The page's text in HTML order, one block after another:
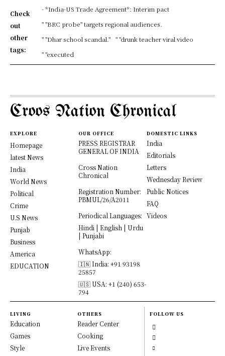
Check
out
other
tags:
- *India-US Trade Agreement*: Interim pact
" "BRC probe" targets regional audiences.
" "Dhar school scandal." " "drunk teacher viral video
" "executed
Croos Nation Chronical
EXPLORE
Homepage
latest News
India
World News
Political
Crime
U.S News
Punjab
Business
America
EDUCATION
OUR OFFICE
PRESS REGISTRAR
GENERAL OF INDIA
Cross Nation
Chronical
Registration Number:
PBMUL/26/A2011
Periodical Languages:
Hindi | English | Urdu
| Punjabi
WhatsApp:
🇮🇳 India: +91 93198
25857
🇺🇸 USA: +1 (240) 653-
794
DOMESTIC LINKS
India
Editorials
Letters
Wednesday Review
Public Notices
FAQ
Videos
LIVING
Education
Games
Style
OTHERS
Reader Center
Cooking
Live Events
FOLLOW US